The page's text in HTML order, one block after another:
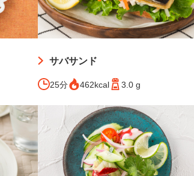
サバサンド
25分 462kcal 3.0 g